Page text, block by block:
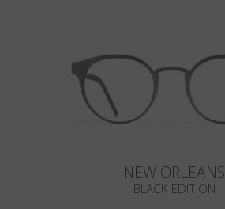
NEW ORLEANS
BLACK EDITION